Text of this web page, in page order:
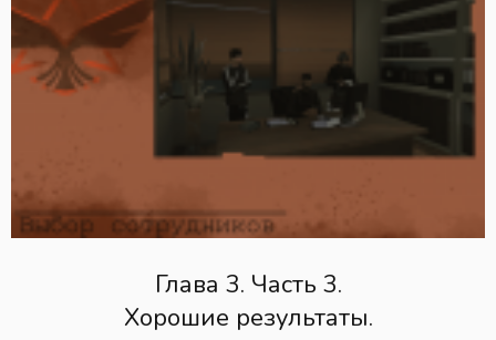
Глава 3. Часть 3.
Хорошие результаты.